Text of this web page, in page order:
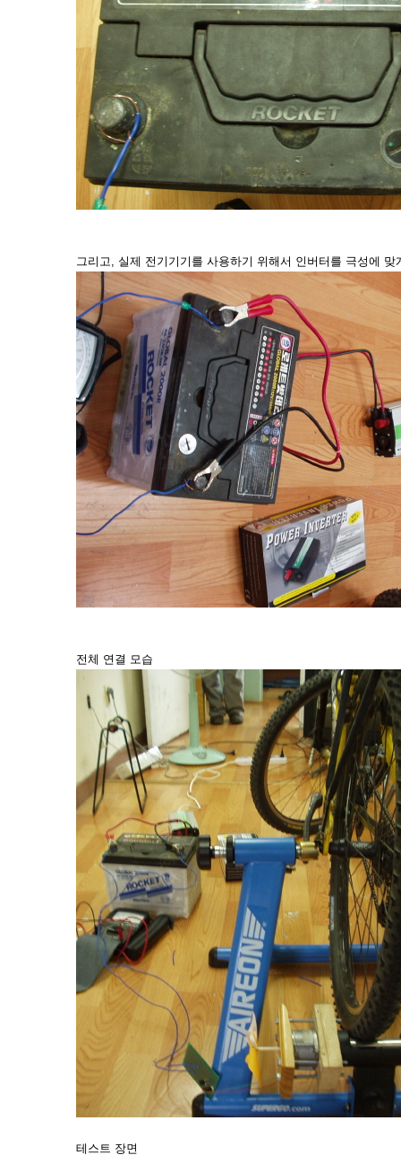
그리고, 실제 전기기기를 사용하기 위해서 인버터를 극성에 맞
전체 연결 모습
테스트 장면